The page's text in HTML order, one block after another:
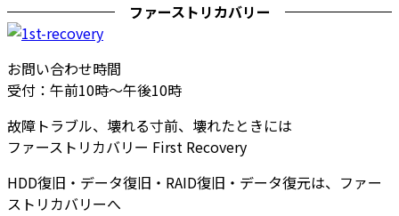
ファーストリカバリー
お問い合わせ時間
受付：午前10時～午後10時
故障トラブル、壊れる寸前、壊れたときには
ファーストリカバリー First Recovery
HDD復旧・データ復旧・RAID復旧・データ復元は、ファー
ストリカバリーへ